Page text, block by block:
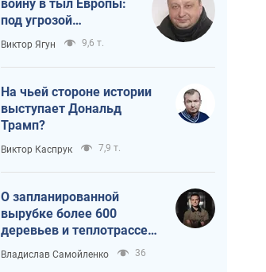
войну в тыл Европы:
под угрозой
критическая
логистика
Виктор Ягун 9,6 т.
На чьей стороне истории
выступает Дональд
Трамп?
Виктор Каспрук 7,9 т.
О запланированной
вырубке более 600
деревьев и теплотрассе:
что происходит на
Теремках в Киеве
Владислав Самойленко 36